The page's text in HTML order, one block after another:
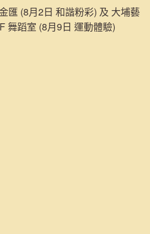
匯 (8月2日 和諧粉彩) 及 大埔藝
舞蹈室 (8月9日 運動體驗)